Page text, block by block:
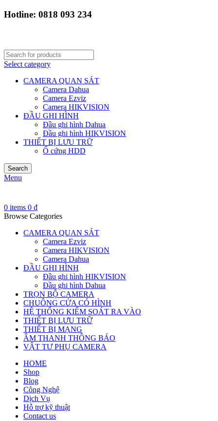
Hotline: 0818 093 234
Select category
CAMERA QUAN SÁT
Camera Dahua
Camera Ezviz
Camera HIKVISION
ĐẦU GHI HÌNH
Đầu ghi hình Dahua
Đầu ghi hình HIKVISION
THIẾT BỊ LƯU TRỮ
Ổ cứng HDD
Search
Menu
0 items 0 ₫
Browse Categories
CAMERA QUAN SÁT
Camera Ezviz
Camera HIKVISION
Camera Dahua
ĐẦU GHI HÌNH
Đầu ghi hình HIKVISION
Đầu ghi hình Dahua
TRỌN BỘ CAMERA
CHUÔNG CỬA CÓ HÌNH
HỆ THỐNG KIỂM SOÁT RA VÀO
THIẾT BỊ LƯU TRỮ
THIẾT BỊ MẠNG
ÂM THANH THÔNG BÁO
VẬT TƯ PHỤ CAMERA
HOME
Shop
Blog
Công Nghệ
Dịch Vụ
Hỗ trợ kỹ thuật
Contact us